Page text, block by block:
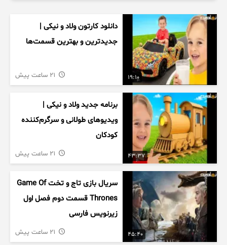
19:10
دانلود کارتون ولاد و نیکی |
جدیدترین و بهترین قسمت‌ها
43:37
برنامه جدید ولاد و نیکی |
ویدیوهای طولانی و سرگرم‌کننده
کودکان
45:40
سریال بازی تاج و تخت Game Of
Thrones قسمت دوم فصل اول
زیرنویس فارسی